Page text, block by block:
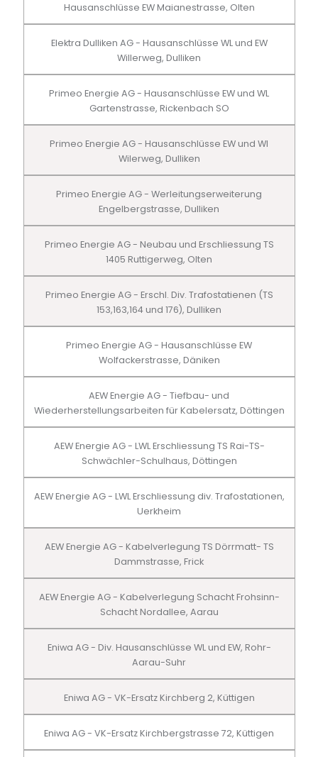
Hausanschlüsse EW Maianestrasse, Olten
Elektra Dulliken AG - Hausanschlüsse WL und EW
Willerweg, Dulliken
Primeo Energie AG - Hausanschlüsse EW und WL
Gartenstrasse, Rickenbach SO
Primeo Energie AG - Hausanschlüsse EW und Wl
Wilerweg, Dulliken
Primeo Energie AG - Werleitungserweiterung
Engelbergstrasse, Dulliken
Primeo Energie AG - Neubau und Erschliessung TS
1405 Ruttigerweg, Olten
Primeo Energie AG - Erschl. Div. Trafostatienen (TS
153,163,164 und 176), Dulliken
Primeo Energie AG - Hausanschlüsse EW
Wolfackerstrasse, Däniken
AEW Energie AG - Tiefbau- und
Wiederherstellungsarbeiten für Kabelersatz, Döttingen
AEW Energie AG - LWL Erschliessung TS Rai-TS-
Schwächler-Schulhaus, Döttingen
AEW Energie AG - LWL Erschliessung div. Trafostationen,
Uerkheim
AEW Energie AG - Kabelverlegung TS Dörrmatt- TS
Dammstrasse, Frick
AEW Energie AG - Kabelverlegung Schacht Frohsinn-
Schacht Nordallee, Aarau
Eniwa AG - Div. Hausanschlüsse WL und EW, Rohr-
Aarau-Suhr
Eniwa AG - VK-Ersatz Kirchberg 2, Küttigen
Eniwa AG - VK-Ersatz Kirchbergstrasse 72, Küttigen